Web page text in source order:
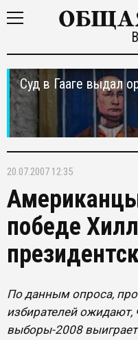
Суд в Гааге выдал
20.07.2007 12:35
победе
По данным опроса,
избирателей ожидают,
выборы-2008